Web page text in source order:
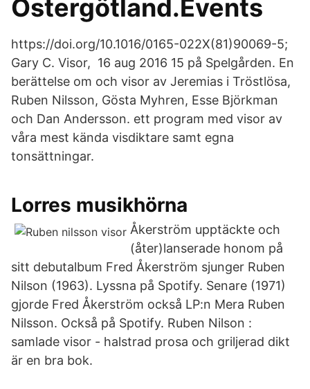
Östergötland.Events
https://doi.org/10.1016/0165-022X(81)90069-5;
Gary C. Visor, 16 aug 2016 15 på Spelgården. En
berättelse om och visor av Jeremias i Tröstlösa,
Ruben Nilsson, Gösta Myhren, Esse Björkman
och Dan Andersson. ett program med visor av
våra mest kända visdiktare samt egna
tonsättningar.
Lorres musikhörna
Åkerström upptäckte och
(åter)lanserade honom på
sitt debutalbum Fred Åkerström sjunger Ruben
Nilson (1963). Lyssna på Spotify. Senare (1971)
gjorde Fred Åkerström också LP:n Mera Ruben
Nilsson. Också på Spotify. Ruben Nilson :
samlade visor - halstrad prosa och griljerad dikt
är en bra bok.